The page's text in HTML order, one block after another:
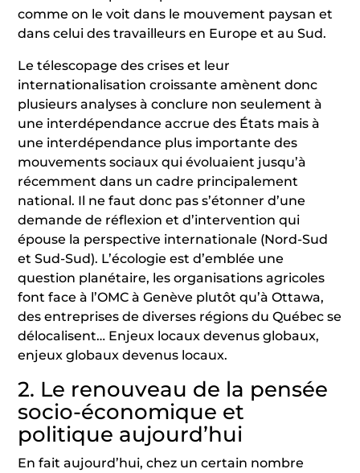
comme on le voit dans le mouvement paysan et
dans celui des travailleurs en Europe et au Sud.
Le télescopage des crises et leur
internationalisation croissante amènent donc
plusieurs analyses à conclure non seulement à
une interdépendance accrue des États mais à
une interdépendance plus importante des
mouvements sociaux qui évoluaient jusqu’à
récemment dans un cadre principalement
national. Il ne faut donc pas s’étonner d’une
demande de réflexion et d’intervention qui
épouse la perspective internationale (Nord-Sud
et Sud-Sud). L’écologie est d’emblée une
question planétaire, les organisations agricoles
font face à l’OMC à Genève plutôt qu’à Ottawa,
des entreprises de diverses régions du Québec se
délocalisent… Enjeux locaux devenus globaux,
enjeux globaux devenus locaux.
2. Le renouveau de la pensée
socio-économique et
politique aujourd’hui
En fait aujourd’hui, chez un certain nombre